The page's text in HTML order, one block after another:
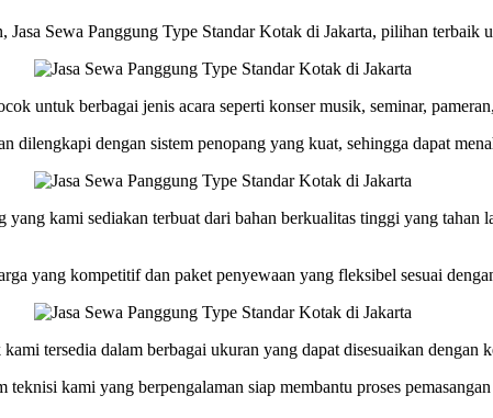
Sewa Panggung Type Standar Kotak di Jakarta, pilihan terbaik
untuk berbagai jenis acara seperti konser musik, seminar,
dengan sistem penopang yang kuat, sehingga dapat
kami sediakan terbuat dari bahan berkualitas tinggi yang tahan
yang kompetitif dan paket penyewaan yang fleksibel sesuai
tersedia dalam berbagai ukuran yang dapat disesuaikan dengan
kami yang berpengalaman siap membantu proses